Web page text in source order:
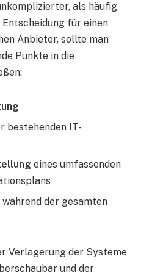
als häufig
für einen
Anbieter, sollte man
Punkte in die
bestehenden IT-
eines umfassenden
während der gesamten
Verlagerung der Systeme
und der